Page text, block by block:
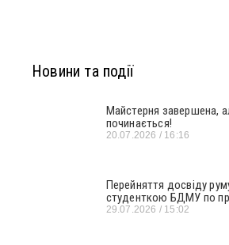
Новини та події
Майстерня завершена,
починається!
20.07.2026 16:16
Перейняття досвіду
студенткою БДМУ по
29.07.2026 15:02